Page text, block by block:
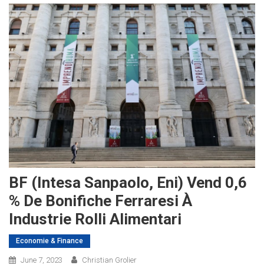
BF (Intesa Sanpaolo, Eni) Vend 0,6
% De Bonifiche Ferraresi À
Industrie Rolli Alimentari
Economie & Finance
June 7, 2023 Christian Grolier